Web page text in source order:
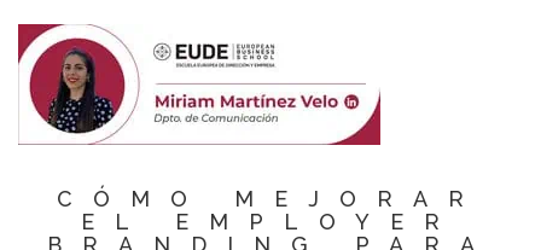
CÓMO MEJORAR
EL EMPLOYER
BRANDING PARA